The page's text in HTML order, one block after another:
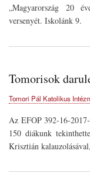
„Magyarország 20
versenyét. Iskolánk 9.
Tomorisok
Tomori Pál Katolikus
Az EFOP 392-16-
150 diákunk
Krisztián